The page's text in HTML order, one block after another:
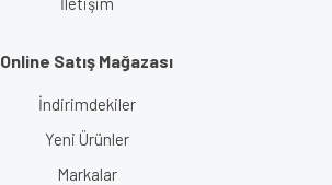
Online Satış Mağazası
İndirimdekiler
Yeni Ürünler
Markalar